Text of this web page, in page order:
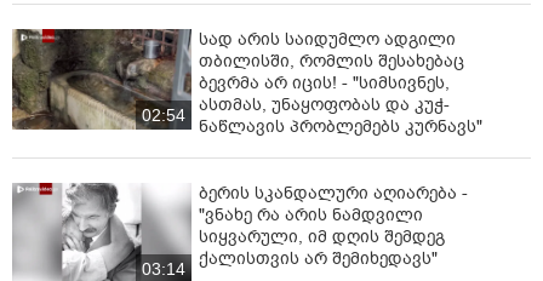
02:54
სად არის საიდუმლო ადგილი
თბილისში, რომლის შესახებაც
ბევრმა არ იცის! - "სიმსივნეს,
ასთმას, უნაყოფობას და კუჭ-
ნაწლავის პრობლემებს კურნავს"
03:14
ბერის სკანდალური აღიარება -
"ვნახე რა არის ნამდვილი
სიყვარული, იმ დღის შემდეგ
ქალისთვის არ შემიხედავს"